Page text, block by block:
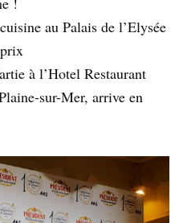
au Palais de l’Elysée
à l’Hotel Restaurant
sur-Mer, arrive en